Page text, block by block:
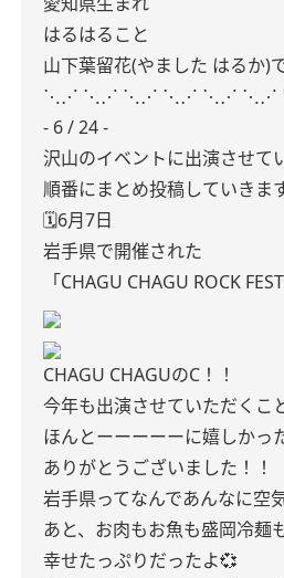
はるはること
山下葉留花(やました はるか)
⋱⋰ ⋱⋰ ⋱⋰ ⋱⋰ ⋱⋰ ⋱⋰
- 6 / 24 -
沢山のイベントに出演させて
順番にまとめ投稿していきま
🗓6月7日
岩手県で開催された
「CHAGU CHAGU ROCK
CHAGU CHAGUのC！！
今年も出演させていただくこ
ほんとーーーーーに嬉しかっ
ありがとうございました！！
岩手県ってなんであんなに空
あと、お肉もお魚も盛岡冷麺
幸せたっぷりだったよ💞